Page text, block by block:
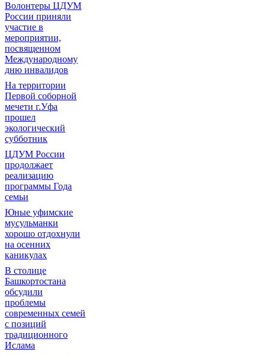
Волонтеры ЦДУМ
России приняли
участие в
мероприятии,
посвященном
Международному
дню инвалидов
На территории
Первой соборной
мечети г.Уфа
прошел
экологический
субботник
ЦДУМ России
продолжает
реализацию
программы Года
семьи
Юные уфимские
мусульманки
хорошо отдохнули
на осенних
каникулах
В столице
Башкортостана
обсудили
проблемы
современных семей
с позиций
традиционного
Ислама